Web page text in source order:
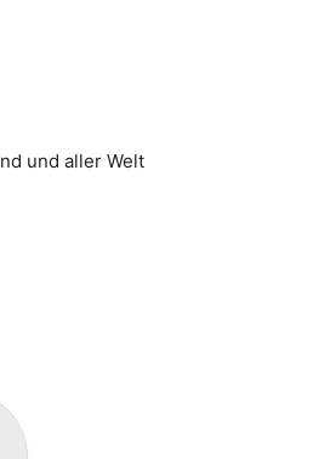
und aller Welt